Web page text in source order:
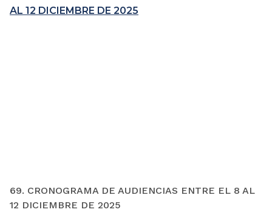
AL 12 DICIEMBRE DE 2025
69. CRONOGRAMA DE AUDIENCIAS ENTRE EL 8 AL
12 DICIEMBRE DE 2025